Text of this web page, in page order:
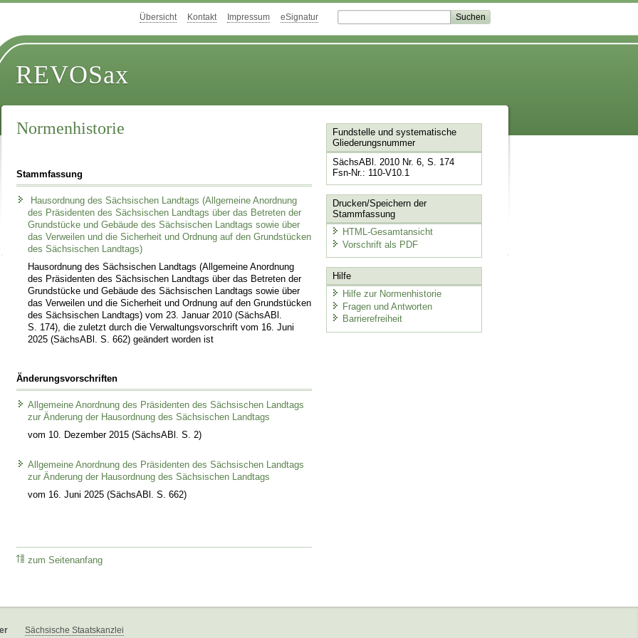
Übersicht Kontakt Impressum eSignatur
REVOSax
Normenhistorie
Stammfassung
Hausordnung des Sächsischen Landtags (Allgemeine Anordnung
des Präsidenten des Sächsischen Landtags über das Betreten der
Grundstücke und Gebäude des Sächsischen Landtags sowie über
das Verweilen und die Sicherheit und Ordnung auf den Grundstücken
des Sächsischen Landtags)
Hausordnung des Sächsischen Landtags (Allgemeine Anordnung
des Präsidenten des Sächsischen Landtags über das Betreten der
Grundstücke und Gebäude des Sächsischen Landtags sowie über
das Verweilen und die Sicherheit und Ordnung auf den Grundstücken
des Sächsischen Landtags) vom 23. Januar 2010 (SächsABl.
S. 174), die zuletzt durch die Verwaltungsvorschrift vom 16. Juni
2025 (SächsABl. S. 662) geändert worden ist
Änderungsvorschriften
Allgemeine Anordnung des Präsidenten des Sächsischen Landtags
zur Änderung der Hausordnung des Sächsischen Landtags
vom 10. Dezember 2015 (SächsABl. S. 2)
Allgemeine Anordnung des Präsidenten des Sächsischen Landtags
zur Änderung der Hausordnung des Sächsischen Landtags
vom 16. Juni 2025 (SächsABl. S. 662)
zum Seitenanfang
Fundstelle und systematische
Gliederungsnummer
SächsABl. 2010 Nr. 6, S. 174
Fsn-Nr.: 110-V10.1
Drucken/Speichern der
Stammfassung
HTML-Gesamtansicht
Vorschrift als PDF
Hilfe
Hilfe zur Normenhistorie
Fragen und Antworten
Barrierefreiheit
Sächsische Staatskanzlei